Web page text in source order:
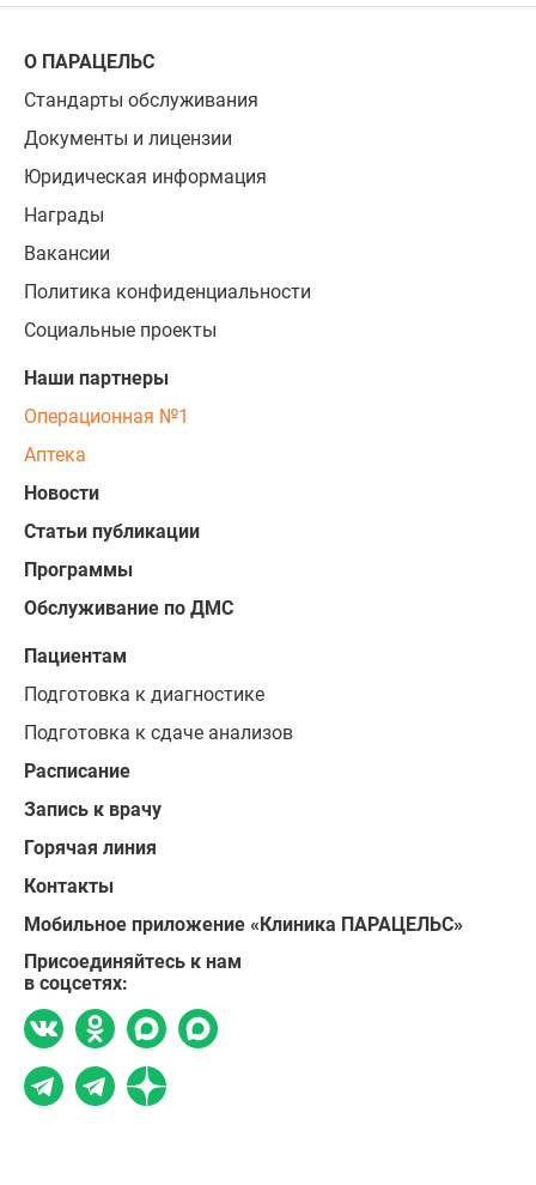
О ПАРАЦЕЛЬС
Стандарты обслуживания
Документы и лицензии
Юридическая информация
Награды
Вакансии
Политика конфиденциальности
Социальные проекты
Наши партнеры
Операционная №1
Аптека
Новости
Статьи публикации
Программы
Обслуживание по ДМС
Пациентам
Подготовка к диагностике
Подготовка к сдаче анализов
Расписание
Запись к врачу
Горячая линия
Контакты
Мобильное приложение «Клиника ПАРАЦЕЛЬС»
Присоединяйтесь к нам
в соцсетях: